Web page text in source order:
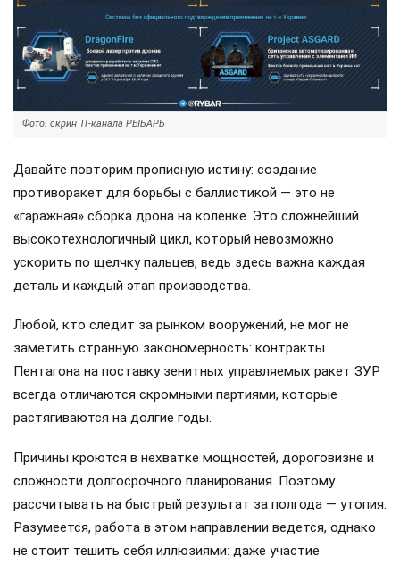
Фото: скрин ТГ-канала РЫБАРЬ
Давайте повторим прописную истину: создание
противоракет для борьбы с баллистикой — это не
«гаражная» сборка дрона на коленке. Это сложнейший
высокотехнологичный цикл, который невозможно
ускорить по щелчку пальцев, ведь здесь важна каждая
деталь и каждый этап производства.
Любой, кто следит за рынком вооружений, не мог не
заметить странную закономерность: контракты
Пентагона на поставку зенитных управляемых ракет ЗУР
всегда отличаются скромными партиями, которые
растягиваются на долгие годы.
Причины кроются в нехватке мощностей, дороговизне и
сложности долгосрочного планирования. Поэтому
рассчитывать на быстрый результат за полгода — утопия.
Разумеется, работа в этом направлении ведется, однако
не стоит тешить себя иллюзиями: даже участие